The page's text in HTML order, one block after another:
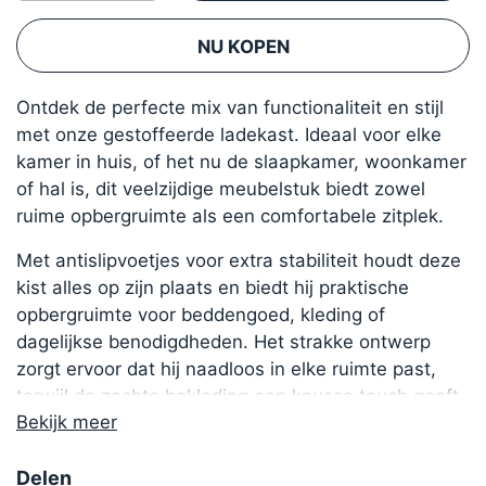
NU KOPEN
Bekijk meer
Ontdek de perfecte mix van functionaliteit en stijl
met onze gestoffeerde ladekast. Ideaal voor elke
kamer in huis, of het nu de slaapkamer, woonkamer
of hal is, dit veelzijdige meubelstuk biedt zowel
ruime opbergruimte als een comfortabele zitplek.
Met antislipvoetjes voor extra stabiliteit houdt deze
kist alles op zijn plaats en biedt hij praktische
opbergruimte voor beddengoed, kleding of
dagelijkse benodigdheden. Het strakke ontwerp
zorgt ervoor dat hij naadloos in elke ruimte past,
terwijl de zachte bekleding een knusse touch geeft.
verschillende maten en is de perfecte manier om de
Delen